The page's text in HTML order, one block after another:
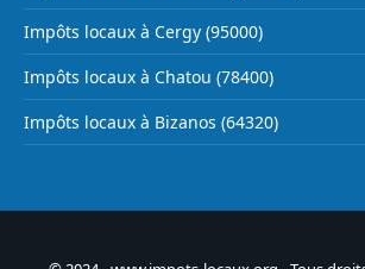
Impôts locaux à Cergy (95000)
Impôts locaux à Chatou (78400)
Impôts locaux à Bizanos (64320)